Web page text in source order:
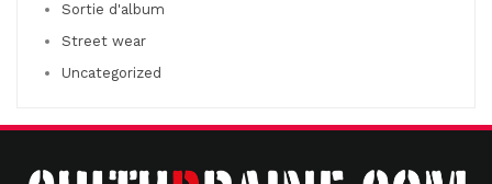
Sortie d'album
Street wear
Uncategorized